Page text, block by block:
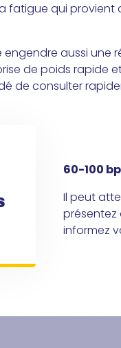
qui provient
engendre aussi une
de poids rapide
de consulter
60-100
Il peut
présentez
informez